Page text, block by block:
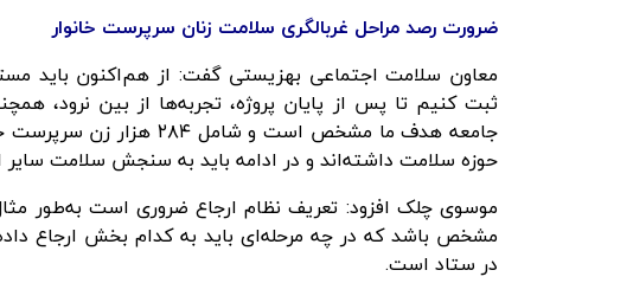
ضرورت رصد مراحل غربالگری سلامت زنان سرپرست خانوار
معاون سلامت اجتماعی بهزیستی گفت: از هم‌اکنون باید
ثبت کنیم تا پس از پایان پروژه، تجربه‌ها از بین نرود،
جامعه هدف ما مشخص است و
حوزه سلامت داشته‌اند و در ادامه باید به سنجش سلامت سایر
موسوی چلک افزود: تعریف نظام ارجاع ضروری است به‌طور
مشخص باشد که در چه مرحله‌ای باید به کدام بخش ارجاع
در ستاد است.